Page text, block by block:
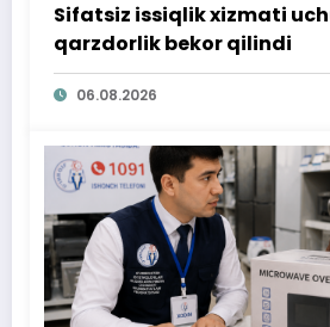
Sifatsiz issiqlik xizmati
qarzdorlik bekor qilindi
06.08.2026